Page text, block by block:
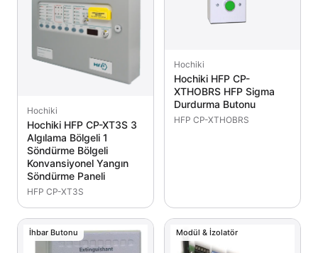
Hochiki
Hochiki HFP CP-XT3S 3
Algılama Bölgeli 1
Söndürme Bölgeli
Konvansiyonel Yangın
Söndürme Paneli
HFP CP-XT3S
Hochiki
Hochiki HFP CP-
XTHOBRS HFP Sigma
Durdurma Butonu
HFP CP-XTHOBRS
İhbar Butonu Modül & İzolatör